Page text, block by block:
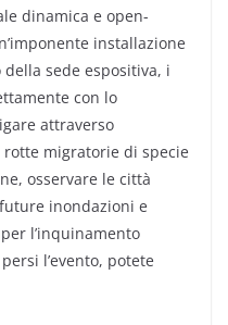
dinamica e open-
installazione
sede espositiva, i
con lo
attraverso
migratorie di specie
osservare le città
inondazioni e
l’inquinamento
l’evento, potete